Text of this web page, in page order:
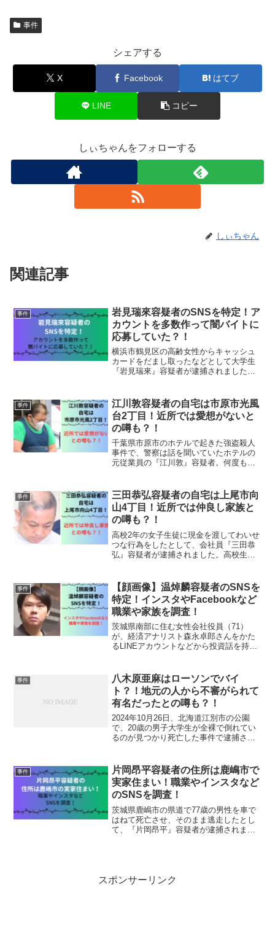
事件
シェアする
X Facebook はてブ
LINE コピー
しぃちゃんをフォローする
しぃちゃん
関連記事
事件
岩見瑞來容疑者のSNSを特定！ア
カウントを多数作って闇バイトに
応募していた？！
横浜市鶴見区の高齢女性からキャッシュ
カードをだまし取ったなどとして大学生
『岩見瑞來』容疑者が逮捕されました。
見ていきましょう。岩見瑞来の事件詳細
関西の国公立大学に通う神...
事件
江川敦容疑者の自宅は市原市光風
台2丁目！近所では愛想がないと
の噂も？！
千葉県市原市のホテルで起きた強盗殺人
事件で、警察は話を聞いていたホテルの
元従業員の『江川敦』容疑者。何度も刺
きましょう。江川敦の事件詳細今月1日、
市原市のホテルで従業員...
事件
三田恭弘容疑者の自宅は上尾市向
山4丁目！近所では仲良し家族と
の噂も？！
高校2年の女子生徒に現金を渡してわいせ
つな行為をしたとして、会社員『三田恭
弘』容疑者が逮捕されました。高校生に
三田恭弘容疑者について見ていきましょ
う。三田恭弘への事件詳...
事件
【顔画像】温焯麟容疑者のSNSを
特定！インスタやFacebookなど
職業や家族を調査！
茨城県南部に住む女性会社役員（71）
が、経済アナリスト森永卓郎さんをかた
るLINEアカウントなどから投資話を持ち
ルン』容疑者を逮捕されました。温焯麟
警察庁が把握して...
事件
八木原亜麻はローソンでバイ
ト？！地元の人から不審がられて
有名だったとの噂も？！
2024年10月26日、北海道江別市の公園
で、20歳の男子大学生が全裸で倒れてい
るのが見つかり死亡した事件で逮捕され
学生の交際相手と報道されています。八
木原亜麻さんにつ...
事件
片岡昂平容疑者の住所は鹿嶋市で
実家住まい！職業やインスタなど
のSNSを調査！
茨城県鹿嶋市の県道で77歳の男性を車で
はねて死亡させ、そのまま逃走したとし
て、『片岡昂平』容疑者が逮捕されまし
スポンサーリンク